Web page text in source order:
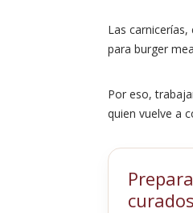
Las
para burger
Por eso,
quien vuelve a
curados